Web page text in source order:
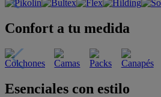
Confort a tu medida
Esenciales con estilo